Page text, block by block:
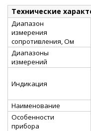
Технические
Диапазон
измерения
сопротивления, Ом
Диапазоны
измерений
Индикация
Наименование
Особенности
прибора